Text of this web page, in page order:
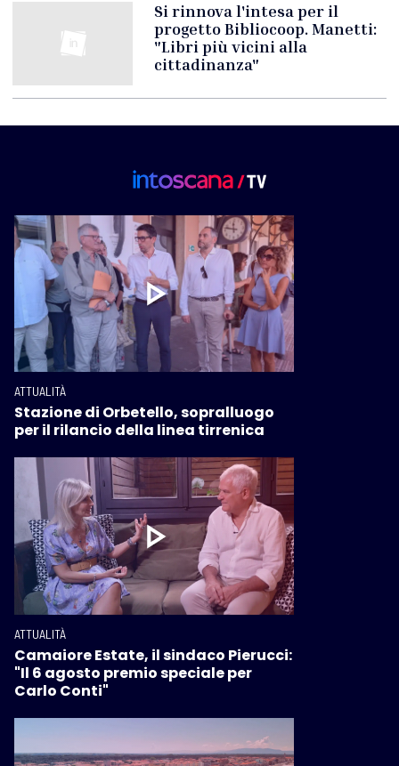
Si rinnova l'intesa per il
progetto Bibliocoop. Manetti:
"Libri più vicini alla
cittadinanza"
ATTUALITÀ
Stazione di Orbetello, sopralluogo
per il rilancio della linea tirrenica
ATTUALITÀ
Camaiore Estate, il sindaco Pierucci:
"Il 6 agosto premio speciale per
Carlo Conti"